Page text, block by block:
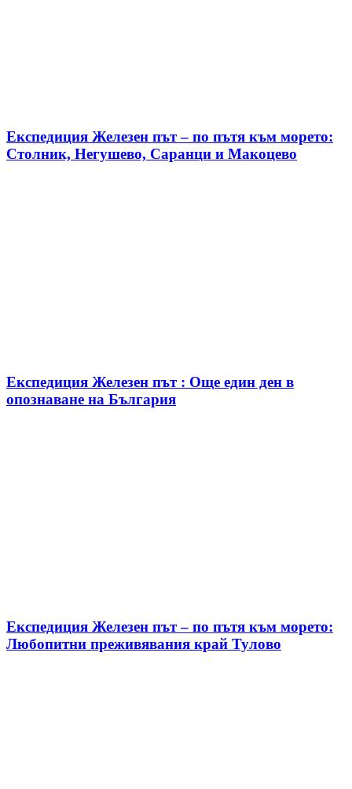
Експедиция Железен път – по пътя към морето:
Столник, Негушево, Саранци и Макоцево
Експедиция Железен път : Още един ден в
опознаване на България
Експедиция Железен път – по пътя към морето:
Любопитни преживявания край Тулово